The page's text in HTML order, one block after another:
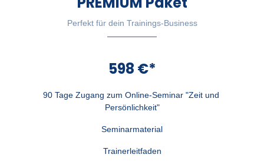
Perfekt für dein Trainings-Business
598 €*
90 Tage Zugang zum Online-Seminar "Zeit und
Persönlichkeit"
Seminarmaterial
Trainerleitfaden